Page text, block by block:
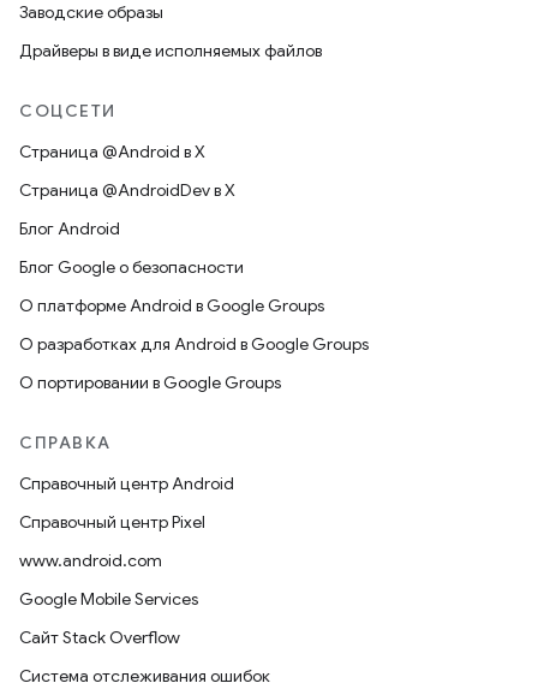
Заводские образы
Драйверы в виде исполняемых файлов
СОЦСЕТИ
Страница @Android в X
Страница @AndroidDev в X
Блог Android
Блог Google о безопасности
О платформе Android в Google Groups
О разработках для Android в Google Groups
О портировании в Google Groups
СПРАВКА
Справочный центр Android
Справочный центр Pixel
www.android.com
Google Mobile Services
Сайт Stack Overflow
Система отслеживания ошибок